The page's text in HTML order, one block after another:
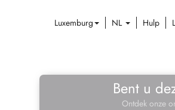
Luxemburg NL Hulp
Bent u
Ontdek onze